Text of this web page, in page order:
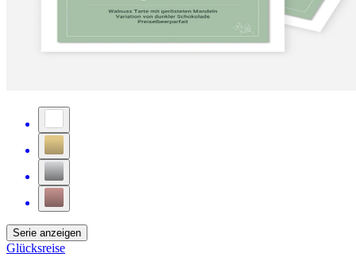
Serie anzeigen
Glücksreise